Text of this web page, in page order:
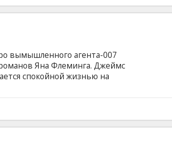
вымышленного агента-007
Яна Флеминга. Джеймс
спокойной жизнью на
спасению похищенного
изначально. Бонд
вооруженному опасным
языке с субтитрами на